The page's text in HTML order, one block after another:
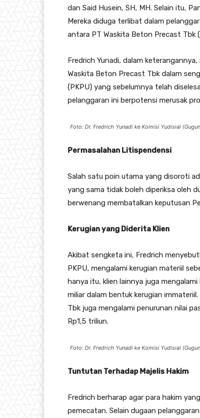
dan Said Husein, SH, MH. Selain itu,
Mereka diduga terlibat dalam
antara PT Waskita Beton Precast Tbk
Fredrich Yunadi, dalam
Waskita Beton Precast Tbk dalam
(PKPU) yang sebelumnya telah
pelanggaran ini berpotensi merusak
Foto: Dr. Fredrich Yunadi ke Komisi Yudisial
Permasalahan Litispendensi
Salah satu poin utama yang disoroti
yang sama tidak boleh diperiksa oleh
berwenang membatalkan keputusan
Kerugian yang Diderita Klien
Akibat sengketa ini, Fredrich
PKPU, mengalami kerugian materiil
hanya itu, klien lainnya juga
miliar dalam bentuk kerugian
Tbk juga mengalami penurunan nilai
Rp1,5 triliun.
Foto: Dr. Fredrich Yunadi ke Komisi Yudisial
Tuntutan Terhadap Majelis Hakim
Fredrich berharap agar para hakim
pemecatan. Selain dugaan